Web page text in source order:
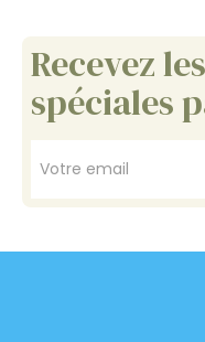
Recevez
spéciales